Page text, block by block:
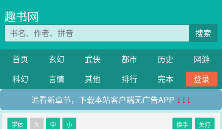
趣书网
搜索
首页 玄幻 武侠 都市 历史
网游
科幻
言情 其他 排行 完本
登录
追看新章节，下载本站客户端无广告APP ↓↓↓
字体 大 中 小 换手 关灯